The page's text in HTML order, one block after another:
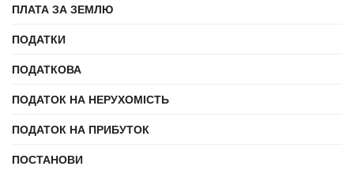
ПЛАТА ЗА ЗЕМЛЮ
ПОДАТКИ
ПОДАТКОВА
ПОДАТОК НА НЕРУХОМІСТЬ
ПОДАТОК НА ПРИБУТОК
ПОСТАНОВИ